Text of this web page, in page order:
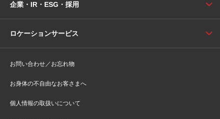
企業・IR・ESG・採用
ロケーションサービス
お問い合わせ／お忘れ物
お身体の不自由なお客さまへ
個人情報の取扱いについて